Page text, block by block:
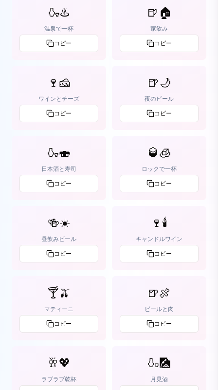
🍶♨️
温泉で一杯
コピー
🍺🏠
家飲み
コピー
🍷🧀
ワインとチーズ
コピー
🍺🌙
夜のビール
コピー
🍶🍣
日本酒と寿司
コピー
🥃🧊
ロックで一杯
コピー
🍻☀️
昼飲みビール
コピー
🍷🕯️
キャンドルワイン
コピー
🍸🫒
マティーニ
コピー
🍺🍖
ビールと肉
コピー
🥂💖
ラブラブ乾杯
🍶🎑
月見酒